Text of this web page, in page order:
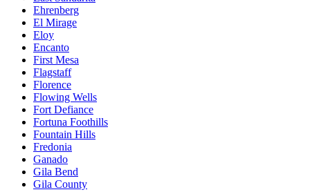
Ehrenberg
El Mirage
Eloy
Encanto
First Mesa
Flagstaff
Florence
Flowing Wells
Fort Defiance
Fortuna Foothills
Fountain Hills
Fredonia
Ganado
Gila Bend
Gila County